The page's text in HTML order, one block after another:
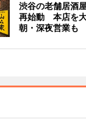
渋谷の老舗居酒
再始動 本店を大
朝・深夜営業も